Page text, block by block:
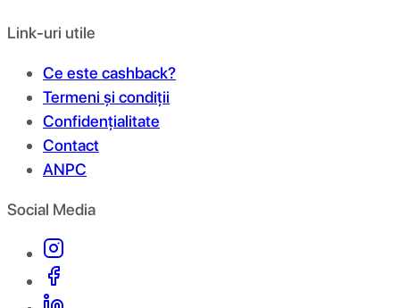
Link-uri utile
Ce este cashback?
Termeni și condiții
Confidențialitate
Contact
ANPC
Social Media